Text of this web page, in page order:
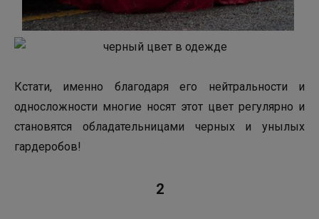
Кстати, именно благодаря его нейтральности и
односложности многие носят этот цвет регулярно и
становятся обладательницами черных и унылых
гардеробов!
2